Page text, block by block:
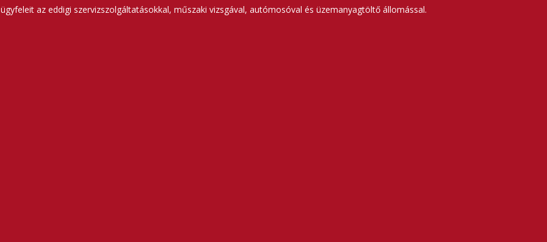
az eddigi szervizszolgáltatásokkal, műszaki vizsgával, autómosóval és üzemanyagtöltő állomással.